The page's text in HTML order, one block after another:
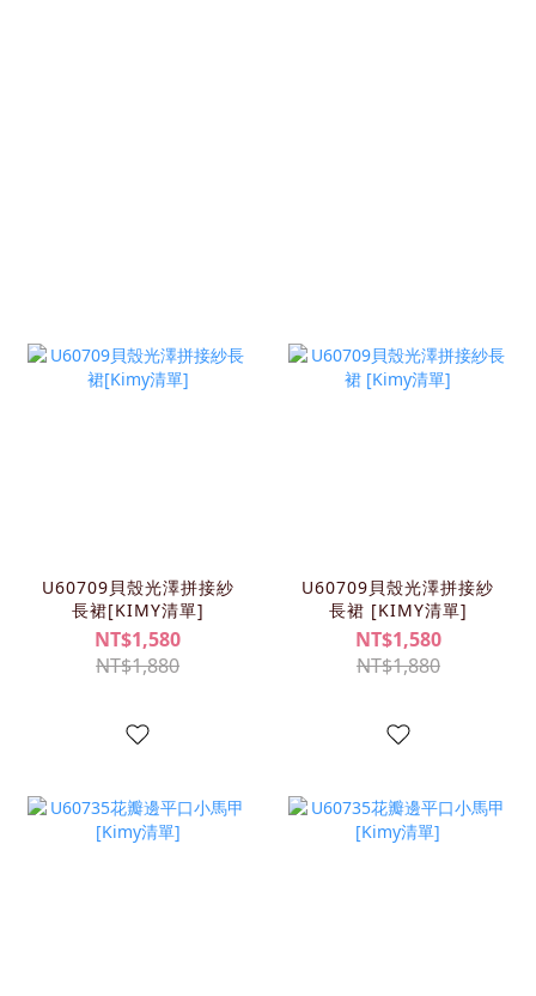
U60709貝殼光澤拼接紗
長裙[KIMY清單]
NT$1,580
NT$1,880
U60709貝殼光澤拼接紗
長裙 [KIMY清單]
NT$1,580
NT$1,880